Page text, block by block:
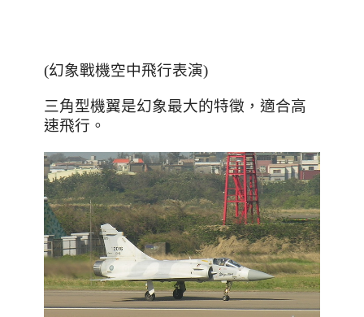
(幻象戰機空中飛行表演)
三角型機翼是幻象最大的特徵 ，適合高
速飛行。